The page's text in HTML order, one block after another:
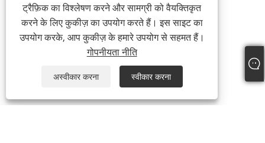
ट्रैफ़िक का विश्लेषण करने और सामग्री को वैयक्तिकृत
करने के लिए कुकीज़ का उपयोग करते हैं। इस साइट का
उपयोग करके, आप कुकीज़ के हमारे उपयोग से सहमत हैं।
गोपनीयता नीति
अस्वीकार करना स्वीकार करना